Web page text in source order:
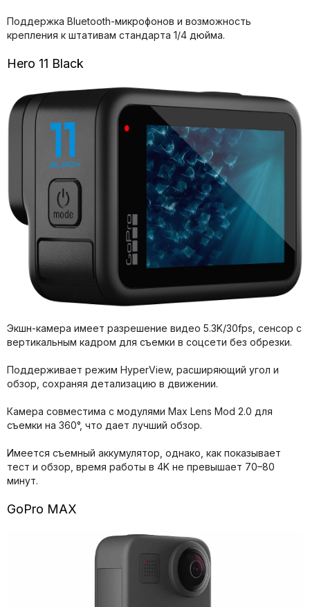
Поддержка Bluetooth-микрофонов и возможность
крепления к штативам стандарта 1/4 дюйма.
Hero 11 Black
Экшн-камера имеет разрешение видео 5.3K/30fps, сенсор с
вертикальным кадром для съемки в соцсети без обрезки.
Поддерживает режим HyperView, расширяющий угол и
обзор, сохраняя детализацию в движении.
Камера совместима с модулями Max Lens Mod 2.0 для
съемки на 360°, что дает лучший обзор.
Имеется съемный аккумулятор, однако, как показывает
тест и обзор, время работы в 4K не превышает 70–80
минут.
GoPro MAX